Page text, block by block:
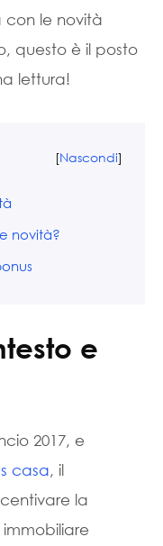
le novità
questo è il posto
lettura!
[Nascondi]
novità?
e
2017, e
casa, il
la